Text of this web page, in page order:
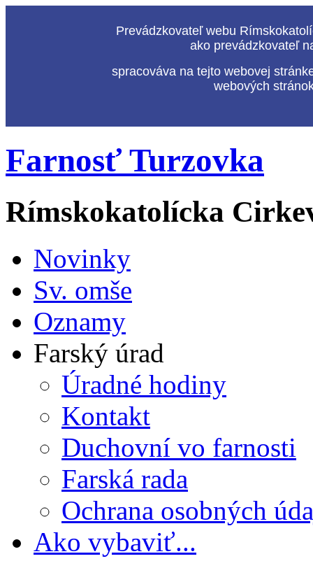
Prevádzkovateľ webu
ako prevádzkovateľ
spracováva na tejto webovej
webových
Farnosť Turzovka
Rímskokatolícka
Novinky
Sv. omše
Oznamy
Farský úrad
Úradné hodiny
Kontakt
Duchovní vo farnosti
Farská rada
Ochrana osobných
Ako vybaviť...